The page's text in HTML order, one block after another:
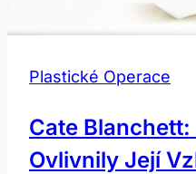
Plastické Operace
Cate
Ovlivnily Její